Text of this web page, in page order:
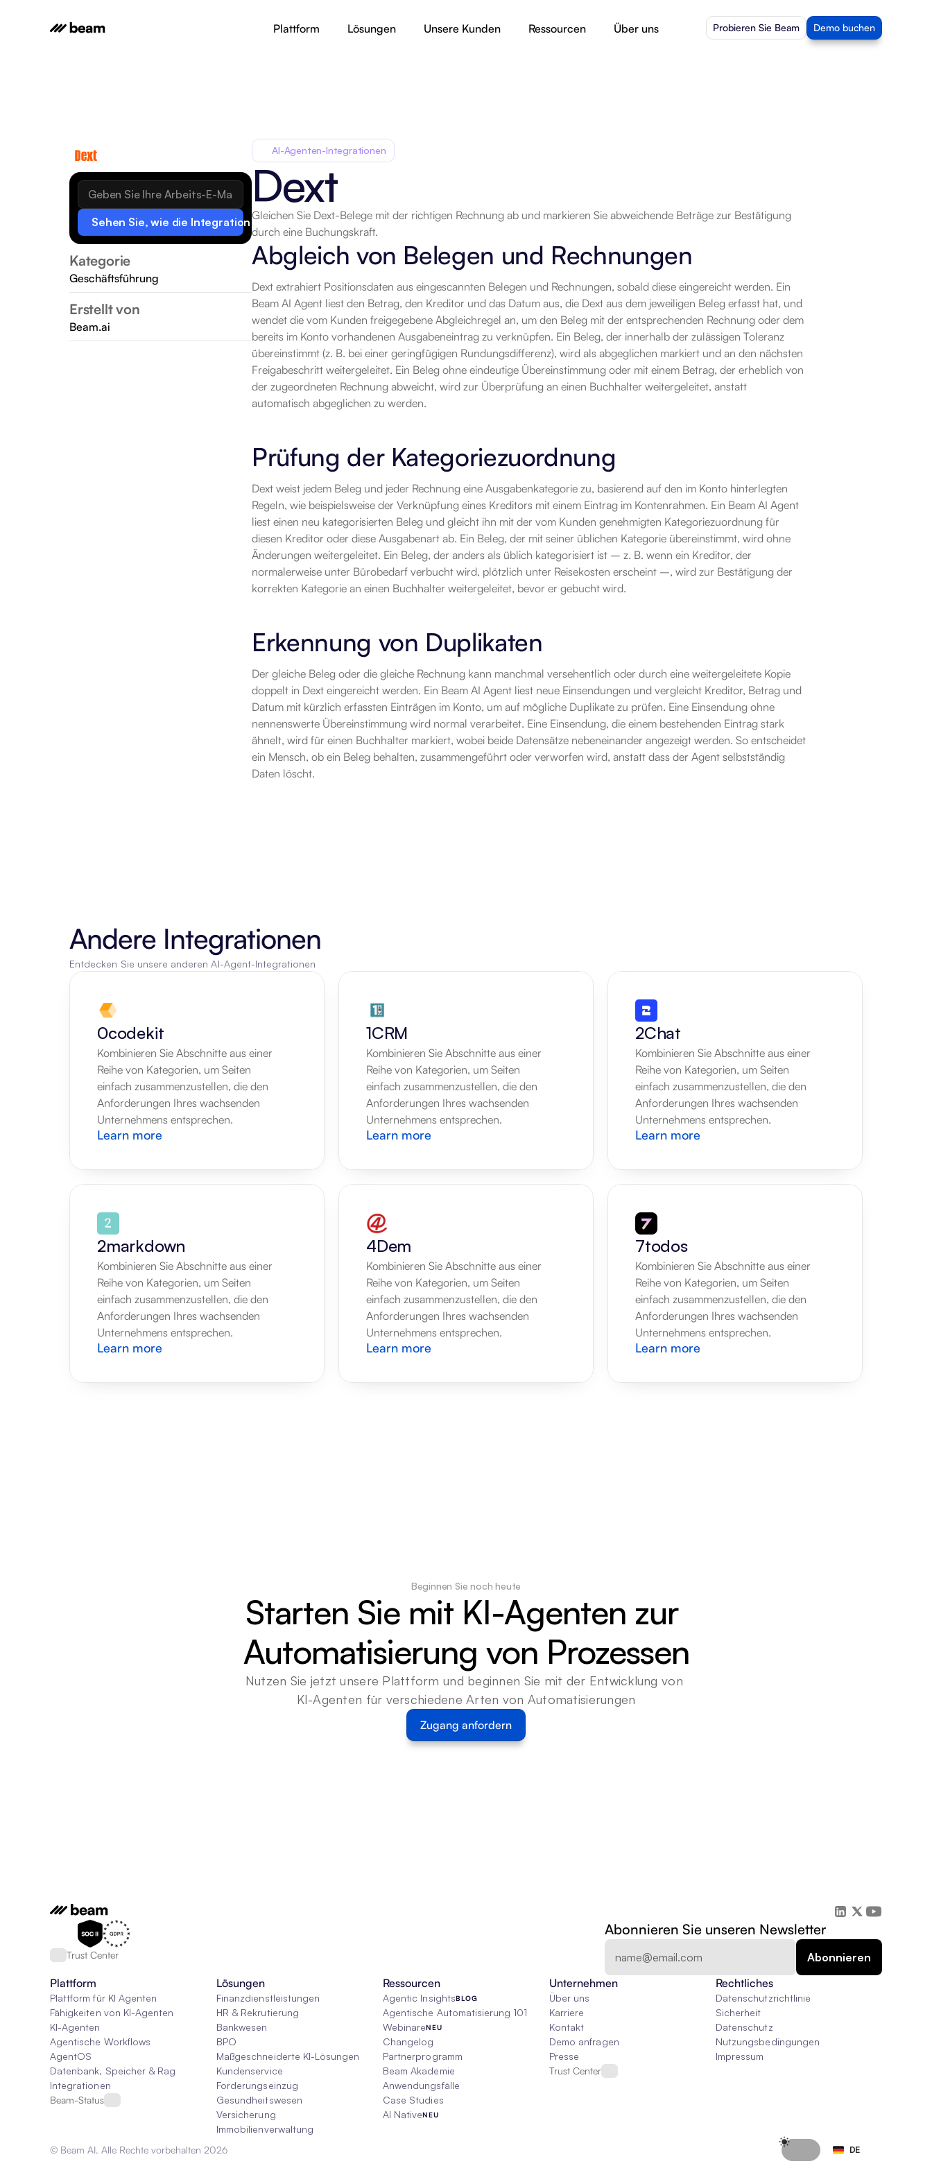
Sehen Sie, wie die Integration funktioniert
Kategorie
Geschäftsführung
Erstellt von
Beam.ai
AI-Agenten-Integrationen
Dext
Gleichen Sie Dext-Belege mit der richtigen Rechnung ab und markieren Sie abweichende Beträge zur Bestätigung
durch eine Buchungskraft.
Abgleich von Belegen und Rechnungen
Dext extrahiert Positionsdaten aus eingescannten Belegen und Rechnungen, sobald diese eingereicht werden. Ein
Beam AI Agent liest den Betrag, den Kreditor und das Datum aus, die Dext aus dem jeweiligen Beleg erfasst hat, und
wendet die vom Kunden freigegebene Abgleichregel an, um den Beleg mit der entsprechenden Rechnung oder dem
bereits im Konto vorhandenen Ausgabeneintrag zu verknüpfen. Ein Beleg, der innerhalb der zulässigen Toleranz
übereinstimmt (z. B. bei einer geringfügigen Rundungsdifferenz), wird als abgeglichen markiert und an den nächsten
Freigabeschritt weitergeleitet. Ein Beleg ohne eindeutige Übereinstimmung oder mit einem Betrag, der erheblich von
der zugeordneten Rechnung abweicht, wird zur Überprüfung an einen Buchhalter weitergeleitet, anstatt
automatisch abgeglichen zu werden.
Prüfung der Kategoriezuordnung
Dext weist jedem Beleg und jeder Rechnung eine Ausgabenkategorie zu, basierend auf den im Konto hinterlegten
Regeln, wie beispielsweise der Verknüpfung eines Kreditors mit einem Eintrag im Kontenrahmen. Ein Beam AI Agent
liest einen neu kategorisierten Beleg und gleicht ihn mit der vom Kunden genehmigten Kategoriezuordnung für
diesen Kreditor oder diese Ausgabenart ab. Ein Beleg, der mit seiner üblichen Kategorie übereinstimmt, wird ohne
Änderungen weitergeleitet. Ein Beleg, der anders als üblich kategorisiert ist – z. B. wenn ein Kreditor, der
normalerweise unter Bürobedarf verbucht wird, plötzlich unter Reisekosten erscheint –, wird zur Bestätigung der
korrekten Kategorie an einen Buchhalter weitergeleitet, bevor er gebucht wird.
Erkennung von Duplikaten
Der gleiche Beleg oder die gleiche Rechnung kann manchmal versehentlich oder durch eine weitergeleitete Kopie
doppelt in Dext eingereicht werden. Ein Beam AI Agent liest neue Einsendungen und vergleicht Kreditor, Betrag und
Datum mit kürzlich erfassten Einträgen im Konto, um auf mögliche Duplikate zu prüfen. Eine Einsendung ohne
nennenswerte Übereinstimmung wird normal verarbeitet. Eine Einsendung, die einem bestehenden Eintrag stark
ähnelt, wird für einen Buchhalter markiert, wobei beide Datensätze nebeneinander angezeigt werden. So entscheidet
ein Mensch, ob ein Beleg behalten, zusammengeführt oder verworfen wird, anstatt dass der Agent selbstständig
Daten löscht.
Andere Integrationen
Entdecken Sie unsere anderen AI-Agent-Integrationen
0codekit
Kombinieren Sie Abschnitte aus einer
Reihe von Kategorien, um Seiten
einfach zusammenzustellen, die den
Anforderungen Ihres wachsenden
Unternehmens entsprechen.
Learn more
1CRM
Kombinieren Sie Abschnitte aus einer
Reihe von Kategorien, um Seiten
einfach zusammenzustellen, die den
Anforderungen Ihres wachsenden
Unternehmens entsprechen.
Learn more
2Chat
Kombinieren Sie Abschnitte aus einer
Reihe von Kategorien, um Seiten
einfach zusammenzustellen, die den
Anforderungen Ihres wachsenden
Unternehmens entsprechen.
Learn more
2markdown
Kombinieren Sie Abschnitte aus einer
Reihe von Kategorien, um Seiten
einfach zusammenzustellen, die den
Anforderungen Ihres wachsenden
Unternehmens entsprechen.
Learn more
4Dem
Kombinieren Sie Abschnitte aus einer
Reihe von Kategorien, um Seiten
einfach zusammenzustellen, die den
Anforderungen Ihres wachsenden
Unternehmens entsprechen.
Learn more
7todos
Kombinieren Sie Abschnitte aus einer
Reihe von Kategorien, um Seiten
einfach zusammenzustellen, die den
Anforderungen Ihres wachsenden
Unternehmens entsprechen.
Learn more
Beginnen Sie noch heute
Starten Sie mit KI-Agenten zur
Automatisierung von Prozessen
Nutzen Sie jetzt unsere Plattform und beginnen Sie mit der Entwicklung von
KI-Agenten für verschiedene Arten von Automatisierungen
Zugang anfordern
Trust Center
Abonnieren Sie unseren Newsletter
Plattform
Plattform für KI Agenten
Fähigkeiten von KI-Agenten
KI-Agenten
Agentische Workflows
AgentOS
Datenbank, Speicher & Rag
Integrationen
Beam-Status
Lösungen
Finanzdienstleistungen
HR & Rekrutierung
Bankwesen
BPO
Maßgeschneiderte KI-Lösungen
Kundenservice
Forderungseinzug
Gesundheitswesen
Versicherung
Immobilienverwaltung
Ressourcen
Agentic InsightsBLOG
Agentische Automatisierung 101
WebinareNEU
Changelog
Partnerprogramm
Beam Akademie
Anwendungsfälle
Case Studies
AI NativeNEU
Unternehmen
Über uns
Karriere
Kontakt
Demo anfragen
Presse
Trust Center
Rechtliches
Datenschutzrichtlinie
Sicherheit
Datenschutz
Nutzungsbedingungen
Impressum
© Beam AI. Alle Rechte vorbehalten 2026 DE
Plattform Lösungen Unsere Kunden Ressourcen Über uns Probieren Sie Beam Demo buchen